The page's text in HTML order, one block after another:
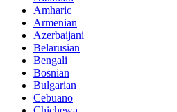
Amharic
Armenian
Azerbaijani
Belarusian
Bengali
Bosnian
Bulgarian
Cebuano